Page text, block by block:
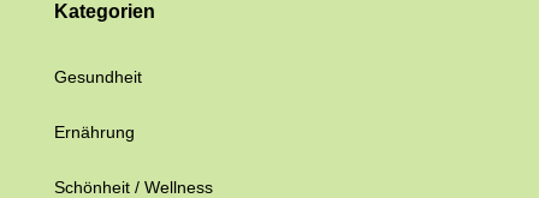
Kategorien
Gesundheit
Ernährung
Schönheit / Wellness